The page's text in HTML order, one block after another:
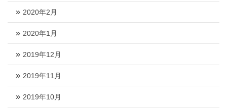
2020年2月
2020年1月
2019年12月
2019年11月
2019年10月